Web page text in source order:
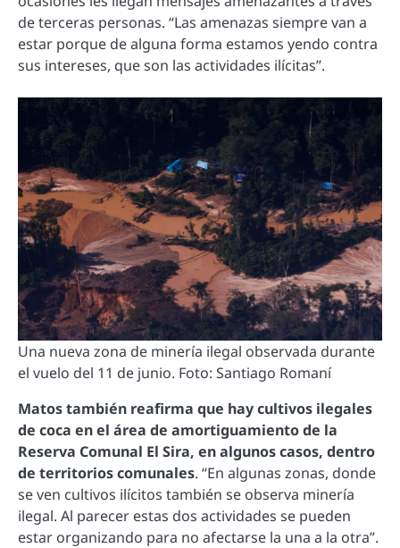
de terceras personas. “Las amenazas siempre van a
estar porque de alguna forma estamos yendo contra
sus intereses, que son las actividades ilícitas”.
Una nueva zona de minería ilegal observada durante
el vuelo del 11 de junio. Foto: Santiago Romaní
Matos también reafirma que hay cultivos ilegales
de coca en el área de amortiguamiento de la
Reserva Comunal El Sira, en algunos casos, dentro
de territorios comunales. “En algunas zonas, donde
se ven cultivos ilícitos también se observa minería
ilegal. Al parecer estas dos actividades se pueden
estar organizando para no afectarse la una a la otra”.